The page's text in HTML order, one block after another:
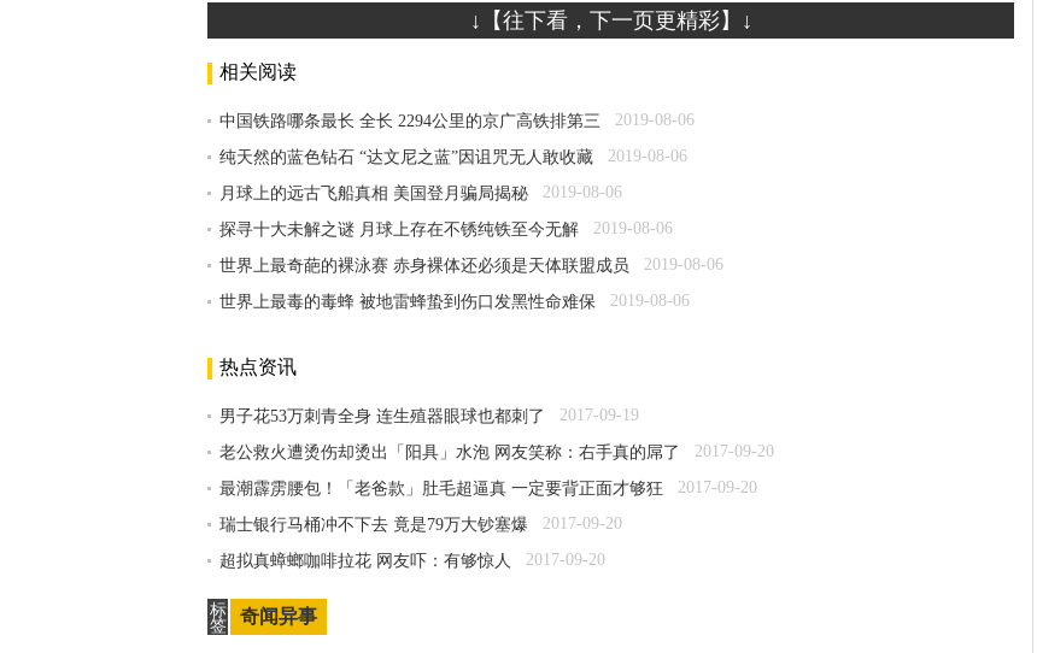
↓【往下看，下一页更精彩】↓
相关阅读
中国铁路哪条最长 全长 2294公里的京广高铁排第三 2019-08-06
纯天然的蓝色钻石 “达文尼之蓝”因诅咒无人敢收藏 2019-08-06
月球上的远古飞船真相 美国登月骗局揭秘 2019-08-06
探寻十大未解之谜 月球上存在不锈纯铁至今无解 2019-08-06
世界上最奇葩的裸泳赛 赤身裸体还必须是天体联盟成员 2019-08-06
世界上最毒的毒蜂 被地雷蜂蛰到伤口发黑性命难保 2019-08-06
热点资讯
男子花53万刺青全身 连生殖器眼球也都刺了 2017-09-19
老公救火遭烫伤却烫出「阳具」水泡 网友笑称：右手真的屌了 2017-09-20
最潮霹雳腰包！「老爸款」肚毛超逼真 一定要背正面才够狂 2017-09-20
瑞士银行马桶冲不下去 竟是79万大钞塞爆 2017-09-20
超拟真蟑螂咖啡拉花 网友吓：有够惊人 2017-09-20
标
签
奇闻异事